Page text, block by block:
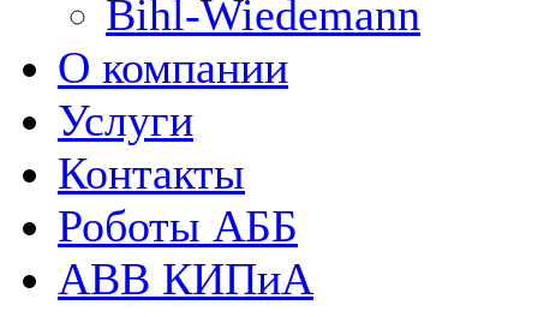
Bihl-Wiedemann
О компании
Услуги
Контакты
Роботы АББ
ABB КИПиА